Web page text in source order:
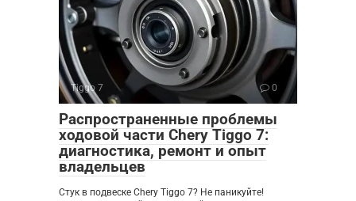
Tiggo 7 0
Распространенные проблемы
ходовой части Chery Tiggo 7:
диагностика, ремонт и опыт
владельцев
Стук в подвеске Chery Tiggo 7? Не паникуйте!